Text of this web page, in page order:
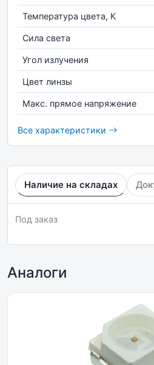
Температура цвета, К
Сила света
Угол излучения
Цвет линзы
Макс. прямое напряжение
Все характеристики
Наличие на складах
Под заказ
Аналоги